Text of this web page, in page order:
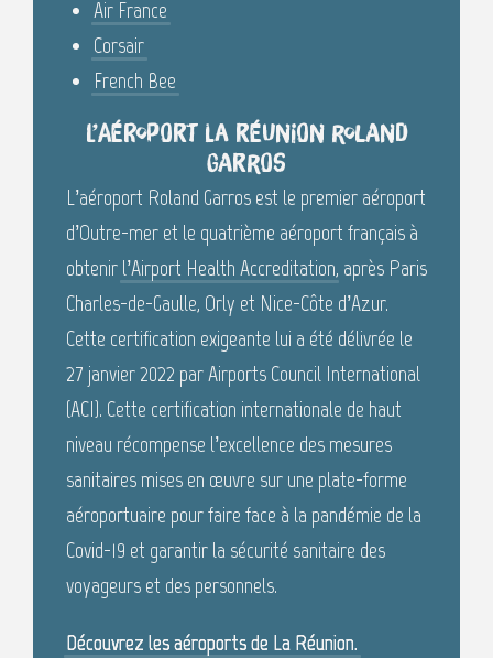
Air France
Corsair
French Bee
L’aéroport La Réunion Roland
Garros
L’aéroport Roland Garros est le premier aéroport
d’Outre-mer et le quatrième aéroport français à
obtenir l’Airport Health Accreditation, après Paris
Charles-de-Gaulle, Orly et Nice-Côte d’Azur.
Cette certification exigeante lui a été délivrée le
27 janvier 2022 par Airports Council International
(ACI). Cette certification internationale de haut
niveau récompense l’excellence des mesures
sanitaires mises en œuvre sur une plate-forme
aéroportuaire pour faire face à la pandémie de la
Covid-19 et garantir la sécurité sanitaire des
voyageurs et des personnels.
Découvrez les aéroports de La Réunion.